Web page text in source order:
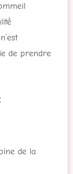
de prendre
de la